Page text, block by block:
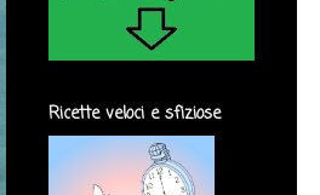
Ricette veloci e sfiziose